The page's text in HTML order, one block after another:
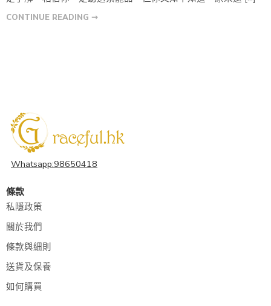
CONTINUE READING ➞
Whatsapp:98650418
條款
私隱政策
關於我們
條款與細則
送貨及保養
如何購買